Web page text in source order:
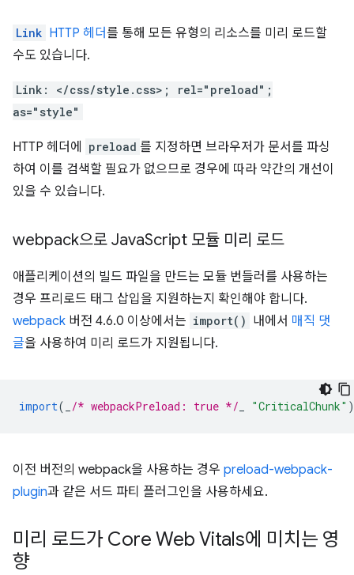
Link HTTP 헤더를 통해 모든 유형의 리소스를 미리 로드할
수도 있습니다.
Link: </css/style.css>; rel="preload";
as="style"
HTTP 헤더에 preload 를 지정하면 브라우저가 문서를 파싱
하여 이를 검색할 필요가 없으므로 경우에 따라 약간의 개선이
있을 수 있습니다.
webpack으로 JavaScript 모듈 미리 로드
애플리케이션의 빌드 파일을 만드는 모듈 번들러를 사용하는
경우 프리로드 태그 삽입을 지원하는지 확인해야 합니다.
webpack 버전 4.6.0 이상에서는 import() 내에서 매직 댓
글을 사용하여 미리 로드가 지원됩니다.
import( /* webpackPreload: true */ "CriticalChunk" )
이전 버전의 webpack을 사용하는 경우 preload-webpack-
plugin과 같은 서드 파티 플러그인을 사용하세요.
미리 로드가 Core Web Vitals에 미치는 영
향